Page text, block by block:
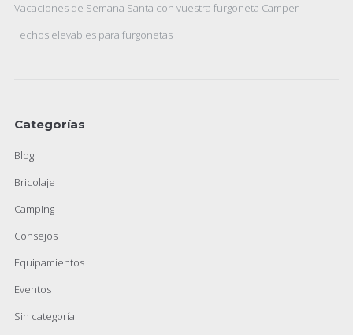
Vacaciones de Semana Santa con vuestra furgoneta Camper
Techos elevables para furgonetas
Categorías
Blog
Bricolaje
Camping
Consejos
Equipamientos
Eventos
Sin categoría